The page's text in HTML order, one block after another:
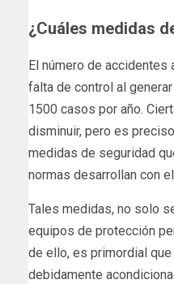
¿Cuáles medidas
El número de accidentes
falta de control al
1500 casos por año.
disminuir, pero es
medidas de seguridad
normas desarrollan con
Tales medidas, no solo
equipos de protección
de ello, es primordial
debidamente